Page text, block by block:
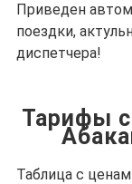
Приведен
поездки,
диспетчера!
Тарифы с
Таблица с